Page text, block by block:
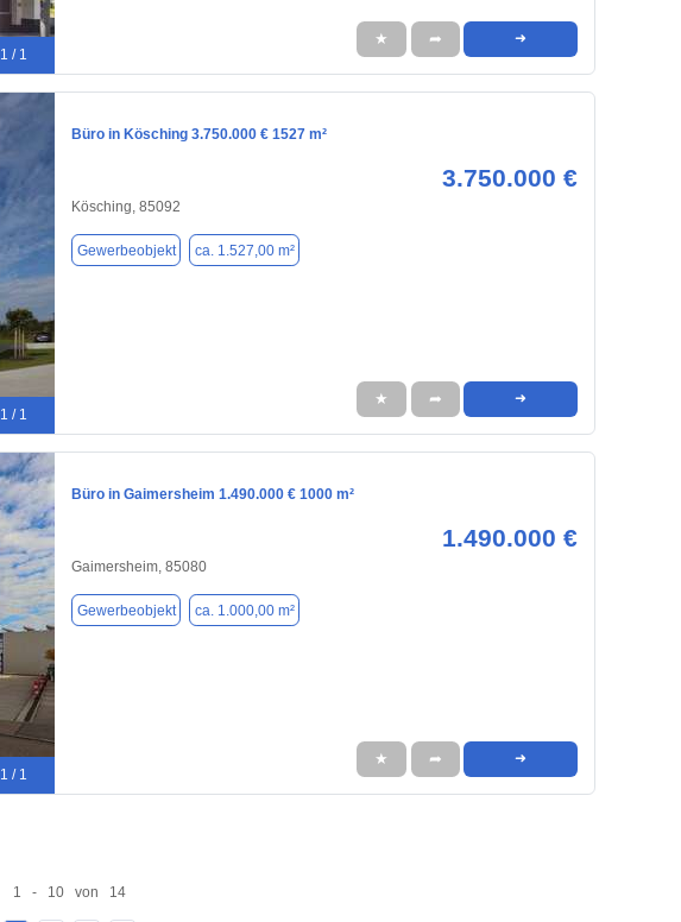
1 / 1
★ ➦ ➜
1 / 1
Büro in Kösching 3.750.000 € 1527 m²
3.750.000 €
Kösching, 85092
Gewerbeobjekt ca. 1.527,00 m²
★ ➦ ➜
1 / 1
Büro in Gaimersheim 1.490.000 € 1000 m²
1.490.000 €
Gaimersheim, 85080
Gewerbeobjekt ca. 1.000,00 m²
★ ➦ ➜
1 - 10 von 14